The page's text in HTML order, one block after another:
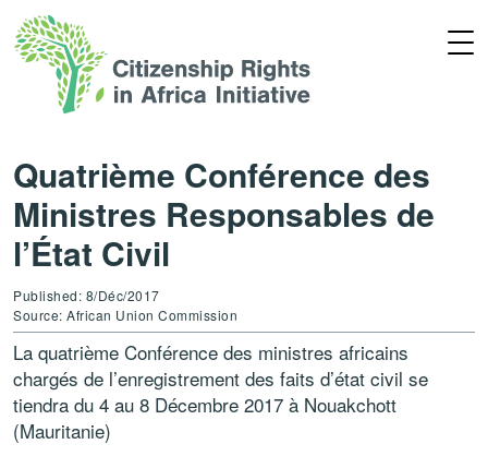
Quatrième Conférence des
Ministres Responsables de
l’État Civil
Published: 8/Déc/2017
Source: African Union Commission
La quatrième Conférence des ministres africains
chargés de l’enregistrement des faits d’état civil se
tiendra du 4 au 8 Décembre 2017 à Nouakchott
(Mauritanie)